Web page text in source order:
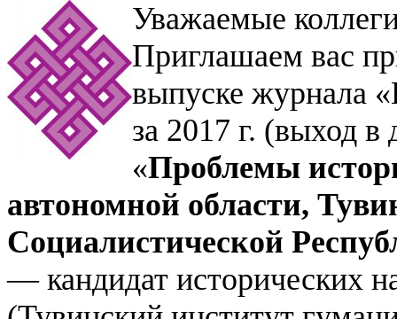
Уважаемые
Приглашаем вас
выпуске журнала
за 2017 г. (выход в
«Проблемы
автономной области,
Социалистической
— кандидат исторических